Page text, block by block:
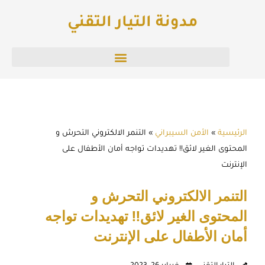
مدونة التيار التقني
الرئيسية » الأمن السيبراني » التنمر الالكتروني التحرش و
المحتوى الغير لائق!! تهديدات تواجه أمان الأطفال على
الإنترنت
التنمر الالكتروني التحرش و
المحتوى الغير لائق!! تهديدات تواجه
أمان الأطفال على الإنترنت